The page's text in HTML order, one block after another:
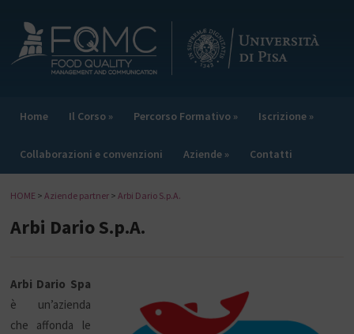
Home Il Corso » Percorso Formativo » Iscrizione »
Collaborazioni e convenzioni Aziende » Contatti
HOME >Aziende partner >Arbi Dario S.p.A.
Arbi Dario S.p.A.
Arbi Dario Spa
è un’azienda
che affonda le